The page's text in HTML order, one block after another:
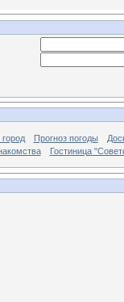
Прогноз погоды
Гостиница